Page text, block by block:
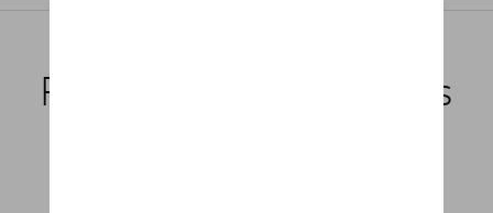
Produits recommandés